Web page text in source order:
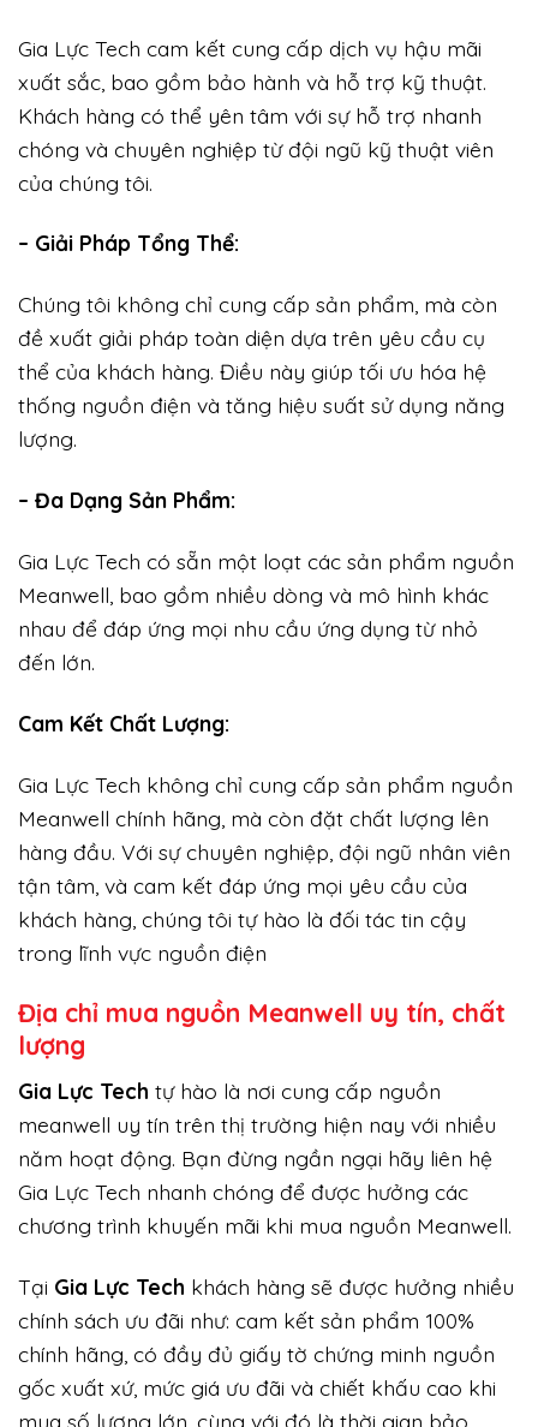
Gia Lực Tech cam kết cung cấp dịch vụ hậu mãi
xuất sắc, bao gồm bảo hành và hỗ trợ kỹ thuật.
Khách hàng có thể yên tâm với sự hỗ trợ nhanh
chóng và chuyên nghiệp từ đội ngũ kỹ thuật viên
của chúng tôi.
– Giải Pháp Tổng Thể:
Chúng tôi không chỉ cung cấp sản phẩm, mà còn
đề xuất giải pháp toàn diện dựa trên yêu cầu cụ
thể của khách hàng. Điều này giúp tối ưu hóa hệ
thống nguồn điện và tăng hiệu suất sử dụng năng
lượng.
– Đa Dạng Sản Phẩm:
Gia Lực Tech có sẵn một loạt các sản phẩm nguồn
Meanwell, bao gồm nhiều dòng và mô hình khác
nhau để đáp ứng mọi nhu cầu ứng dụng từ nhỏ
đến lớn.
Cam Kết Chất Lượng:
Gia Lực Tech không chỉ cung cấp sản phẩm nguồn
Meanwell chính hãng, mà còn đặt chất lượng lên
hàng đầu. Với sự chuyên nghiệp, đội ngũ nhân viên
tận tâm, và cam kết đáp ứng mọi yêu cầu của
khách hàng, chúng tôi tự hào là đối tác tin cậy
trong lĩnh vực nguồn điện
Địa chỉ mua nguồn Meanwell uy tín, chất
lượng
Gia Lực Tech tự hào là nơi cung cấp nguồn
meanwell uy tín trên thị trường hiện nay với nhiều
năm hoạt động. Bạn đừng ngần ngại hãy liên hệ
Gia Lực Tech nhanh chóng để được hưởng các
chương trình khuyến mãi khi mua nguồn Meanwell.
Tại Gia Lực Tech khách hàng sẽ được hưởng nhiều
chính sách ưu đãi như: cam kết sản phẩm 100%
chính hãng, có đầy đủ giấy tờ chứng minh nguồn
gốc xuất xứ, mức giá ưu đãi và chiết khấu cao khi
mua số lượng lớn, cùng với đó là thời gian bảo